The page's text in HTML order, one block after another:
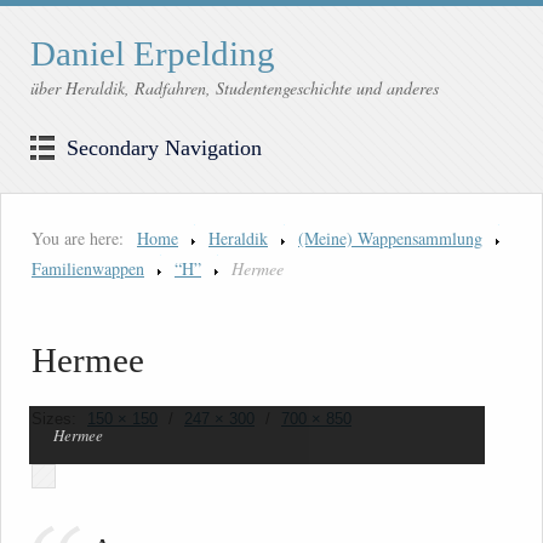
Daniel Erpelding
über Heraldik, Radfahren, Studentengeschichte und anderes
Secondary Navigation
You are here: Home Heraldik
(Meine) Wappensammlung
Familienwappen
“H” Hermee
Hermee
150 × 150 247 × 300 700 × 850
Hermee